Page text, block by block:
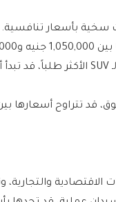
سخية بأسعار تنافسية.
مصري.
بين 800,000 جنيه و950,000 جنيه
والتجارية،